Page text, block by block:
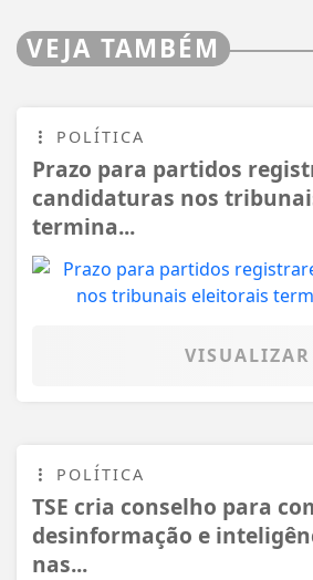
VEJA TAMBÉM
POLÍTICA
Prazo para partidos
candidaturas nos
termina...
VISUALIZAR
POLÍTICA
TSE cria conselho para
desinformação e
nas...